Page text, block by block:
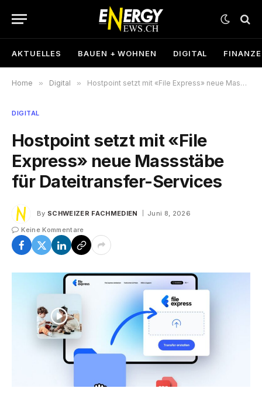
AKTUELLES BAUEN + WOHNEN DIGITAL
Home » Digital » Hostpoint setzt mit «File Express» neue Massstäbe für Dateitransfer-Services
DIGITAL
Hostpoint setzt mit «File
Express» neue Massstäbe
für Dateitransfer-Services
By SCHWEIZER FACHMEDIEN
Juni 8, 2026
Keine Kommentare